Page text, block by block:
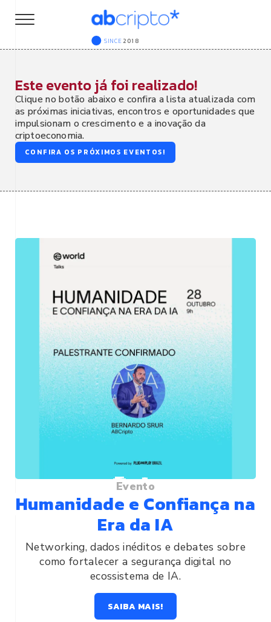
SINCE 2018
Este evento já foi realizado!
Clique no botão abaixo e confira a lista atualizada com
as próximas iniciativas, encontros e oportunidades que
impulsionam o crescimento e a inovação da
criptoeconomia.
CONFIRA OS PRÓXIMOS EVENTOS!
Evento
Humanidade e Confiança na
Era da IA
Networking, dados inéditos e debates sobre
como fortalecer a segurança digital no
ecossistema de IA.
SAIBA MAIS!